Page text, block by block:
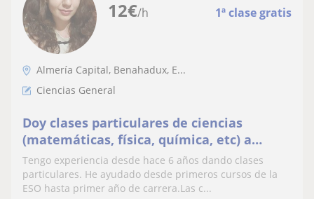
12€/h 1ª clase gratis
Almería Capital, Benahadux, E...
Ciencias General
Doy clases particulares de ciencias
(matemáticas, física, química, etc) a
diversos niveles y adaptando la clase a
que al alumno se encuentre en un
ambiente cómodo y activo
Tengo experiencia desde hace 6 años dando clases
particulares. He ayudado desde primeros cursos de la
ESO hasta primer año de carrera.Las c...